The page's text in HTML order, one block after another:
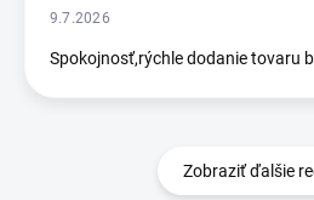
9.7.2026
Spokojnosť,rýchle dodanie tovaru
Zobraziť ďalšie